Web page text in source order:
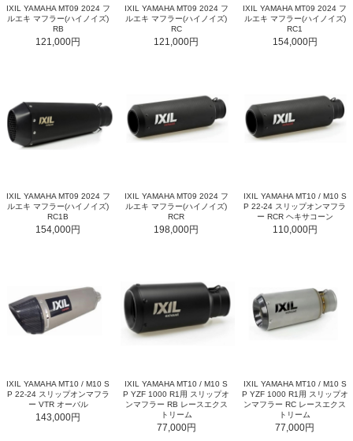
IXIL YAMAHA MT09 2024 フ
ルエキ マフラー(ハイノイズ)
RB
121,000円
IXIL YAMAHA MT09 2024 フ
ルエキ マフラー(ハイノイズ)
RC
121,000円
IXIL YAMAHA MT09 2024 フ
ルエキ マフラー(ハイノイズ)
RC1
154,000円
IXIL YAMAHA MT09 2024 フ
ルエキ マフラー(ハイノイズ)
RC1B
154,000円
IXIL YAMAHA MT09 2024 フ
ルエキ マフラー(ハイノイズ)
RCR
198,000円
IXIL YAMAHA MT10 / M10 S
P 22-24 スリップオンマフラ
ー RCR ヘキサコーン
110,000円
IXIL YAMAHA MT10 / M10 S
P 22-24 スリップオンマフラ
ー VTR オーバル
143,000円
IXIL YAMAHA MT10 / M10 S
P YZF 1000 R1用 スリップオ
ンマフラー RB レースエクス
トリーム
77,000円
IXIL YAMAHA MT10 / M10 S
P YZF 1000 R1用 スリップオ
ンマフラー RC レースエクス
トリーム
77,000円